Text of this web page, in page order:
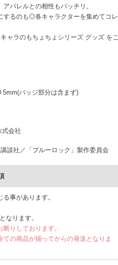
パレルとの相性もバッチリ。
するのも◎各キャラクターを集めてコレ
ャラのもちょちょシリーズ グッズ をこ
バッジ部分は含まず)
式会社
談社／「ブルーロック」製作委員会
事があります。
なります。
りしております。
ての商品が揃ってからの発送となりま